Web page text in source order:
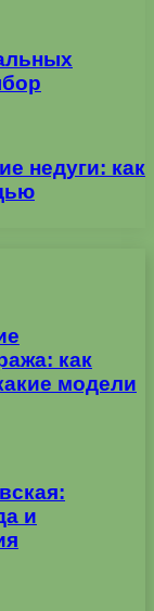
недуги: как
как
модели
и